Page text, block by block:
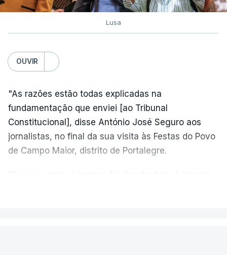
Lusa
OUVIR
"As razões estão todas explicadas na
fundamentação que enviei [ao Tribunal
Constitucional], disse António José Seguro aos
jornalistas, no final da sua visita às Festas do Povo
de Campo Maior, distrito de Portalegre.